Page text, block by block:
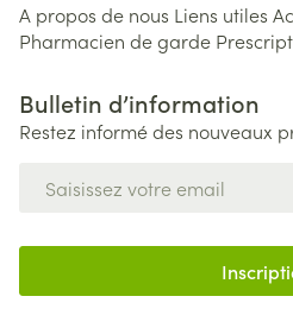
A propos de nous Liens utiles
Pharmacien de garde
Bulletin d’information
Restez informé des nouveaux